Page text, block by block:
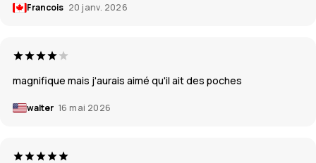
Francois 20 janv. 2026
magnifique mais j'aurais aimé qu'il ait des poches
walter 16 mai 2026